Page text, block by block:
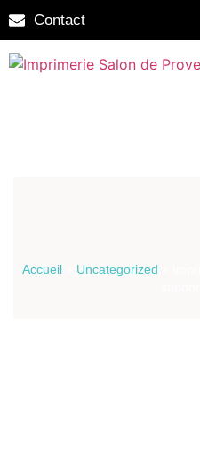
Contact
Accueil Uncategorized